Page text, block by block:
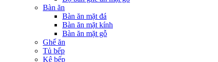
Bàn ăn
Bàn ăn mặt đá
Bàn ăn mặt kính
Bàn ăn mặt gỗ
Ghế ăn
Tủ bếp
Kệ bếp